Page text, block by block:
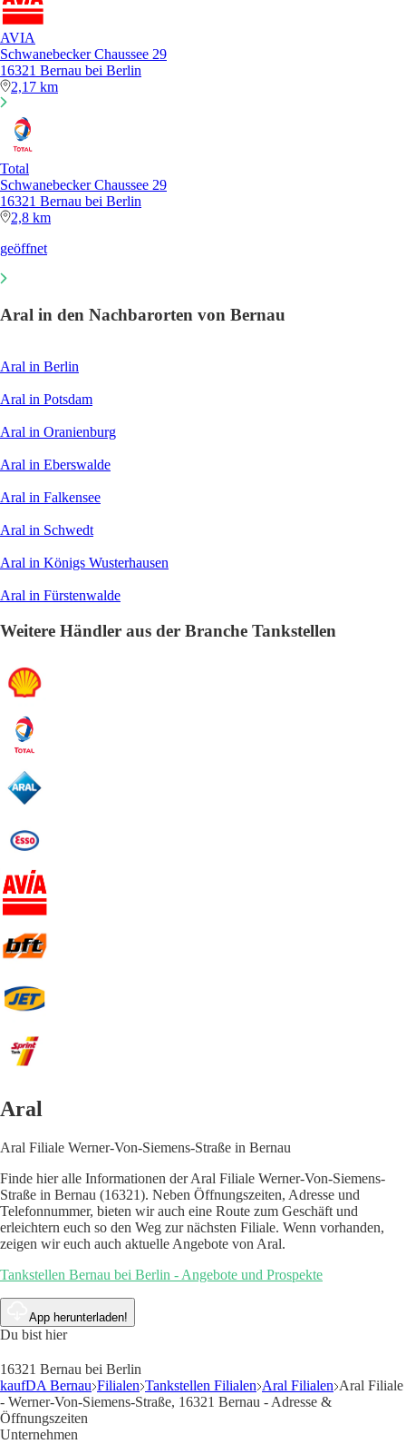
AVIA
Schwanebecker Chaussee 29
16321 Bernau bei Berlin
2,17 km
Total
Schwanebecker Chaussee 29
16321 Bernau bei Berlin
2,8 km
geöffnet
Aral in den Nachbarorten von Bernau
Aral in Berlin
Aral in Potsdam
Aral in Oranienburg
Aral in Eberswalde
Aral in Falkensee
Aral in Schwedt
Aral in Königs Wusterhausen
Aral in Fürstenwalde
Weitere Händler aus der Branche Tankstellen
Aral
Aral Filiale Werner-Von-Siemens-Straße in Bernau
Finde hier alle Informationen der Aral Filiale Werner-Von-Siemens-
Straße in Bernau (16321). Neben Öffnungszeiten, Adresse und
Telefonnummer, bieten wir auch eine Route zum Geschäft und
erleichtern euch so den Weg zur nächsten Filiale. Wenn vorhanden,
zeigen wir euch auch aktuelle Angebote von Aral.
Tankstellen Bernau bei Berlin - Angebote und Prospekte
App herunterladen!
Du bist hier
16321 Bernau bei Berlin
kaufDA Bernau Filialen Tankstellen Filialen Aral Filialen Aral Filiale
- Werner-Von-Siemens-Straße, 16321 Bernau - Adresse &
Öffnungszeiten
Unternehmen